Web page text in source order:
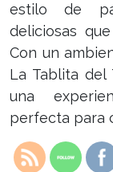
estilo de
deliciosas
Con un
La Tablita del
una
perfecta para